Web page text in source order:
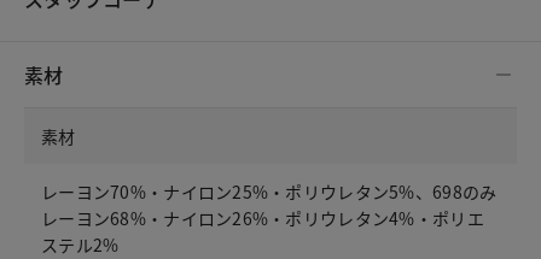
素材
素材
レーヨン70%・ナイロン25%・ポリウレタン5%、698のみ
レーヨン68%・ナイロン26%・ポリウレタン4%・ポリエ
ステル2%